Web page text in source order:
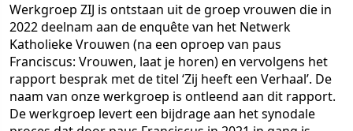
Werkgroep ZIJ is ontstaan uit de groep vrouwen die in
2022 deelnam aan de enquête van het Netwerk
Katholieke Vrouwen (na een oproep van paus
Franciscus: Vrouwen, laat je horen) en vervolgens het
rapport besprak met de titel ‘Zij heeft een Verhaal’. De
naam van onze werkgroep is ontleend aan dit rapport.
De werkgroep levert een bijdrage aan het synodale